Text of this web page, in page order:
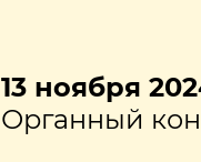
13 ноября
Органный